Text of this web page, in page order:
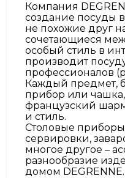
Компания
создание посуды
не похожие друг
сочетающиеся
особый стиль в
производит
профессионалов
Каждый предмет,
прибор или
французский
и стиль.
Столовые
сервировки,
многое другое –
разнообразие
домом DEGRENNE.